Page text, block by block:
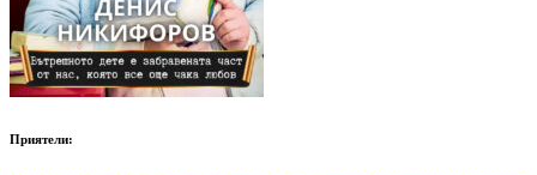
Приятели: